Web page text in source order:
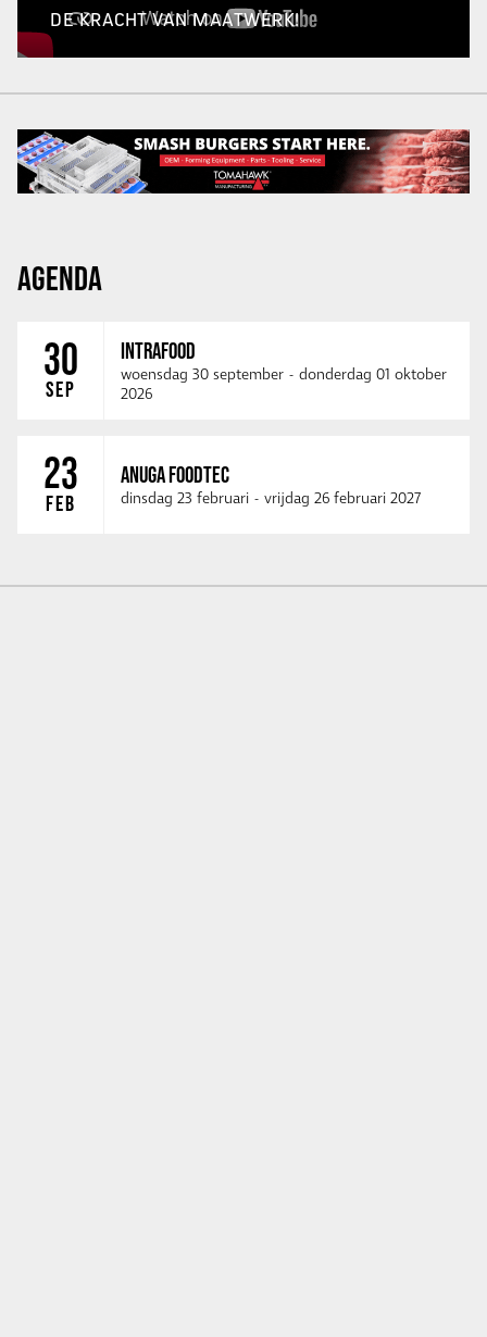
DE KRACHT VAN MAATWERK!
AGENDA
30
SEP
INTRAFOOD
woensdag 30 september - donderdag 01 oktober
2026
23
FEB
ANUGA FOODTEC
dinsdag 23 februari - vrijdag 26 februari 2027